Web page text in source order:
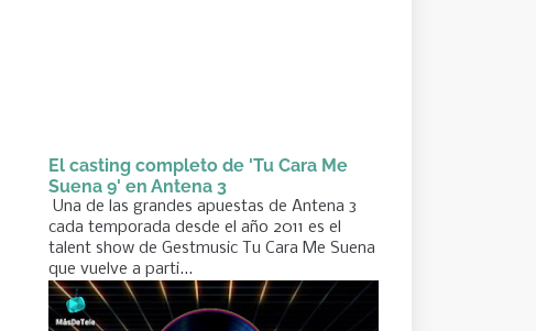
El casting completo de 'Tu Cara Me
Suena 9' en Antena 3
Una de las grandes apuestas de Antena 3
cada temporada desde el año 2011 es el
talent show de Gestmusic Tu Cara Me Suena
que vuelve a parti...